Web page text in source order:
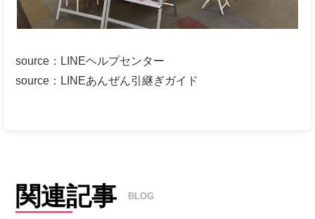
source ： LINEヘルプセンター
source ： LINEあんぜん引継ぎガイド
関連記事 BLOG